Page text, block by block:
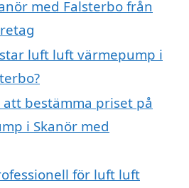
med Falsterbo från
luft luft värmepump i
bestämma priset på
i Skanör med
för luft luft